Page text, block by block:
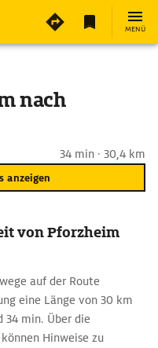
MENÜ
nach
34 min · 30,4 km
anzeigen
von Pforzheim
auf der Route
eine Länge von 30 km
34 min. Über die
Hinweise zu